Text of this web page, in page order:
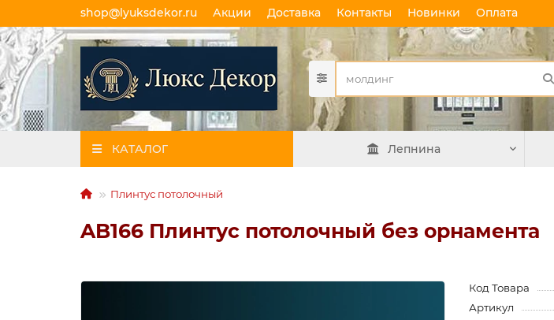
shop@lyuksdekor.ru Акции Доставка Контакты Новинки Оплата
КАТАЛОГ Лепнина
Плинтус потолочный
AB166 Плинтус потолочный без орнамента
Код Товара
Артикул